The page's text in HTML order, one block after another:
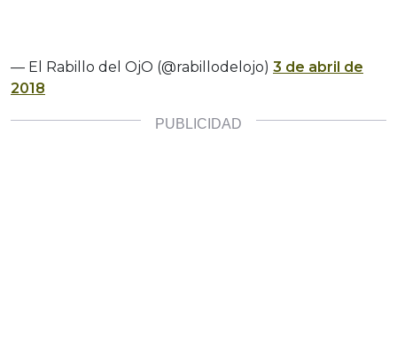
— El Rabillo del OjO (@rabillodelojo) 3 de abril de
2018